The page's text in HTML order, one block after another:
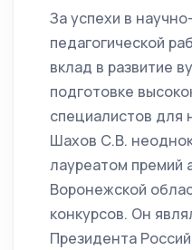
За успехи в
педагогической
вклад в развитие
подготовке
специалистов для
Шахов С.В.
лауреатом премий
Воронежской
конкурсов. Он
Президента